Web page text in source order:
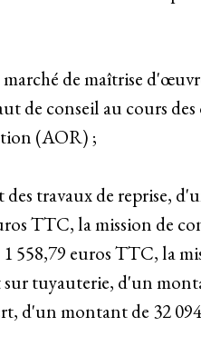
de maîtrise
de conseil au cours
(AOR) ;
travaux de reprise,
TTC, la mission de
euros TTC, la
tuyauterie, d'un
d'un montant de 32